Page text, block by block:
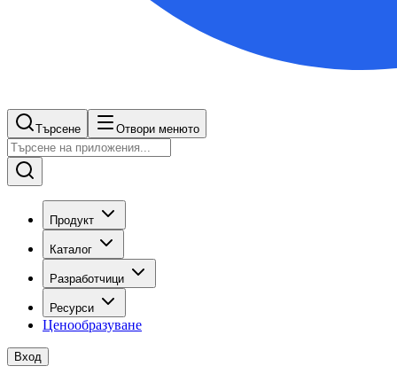
Търсене Отвори менюто
Продукт
Каталог
Разработчици
Ресурси
Ценообразуване
Вход